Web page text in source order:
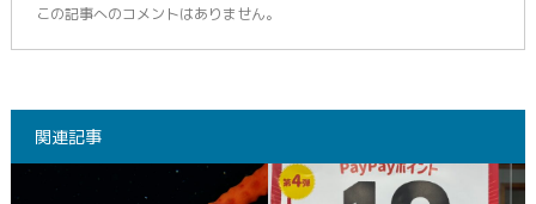
この記事へのコメントはありません。
関連記事